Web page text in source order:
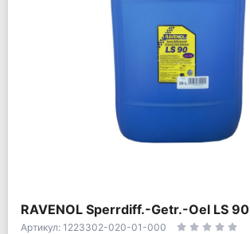
RAVENOL Sperrdiff.-Getr.-Oel LS 90
Артикул: 1223302-020-01-000